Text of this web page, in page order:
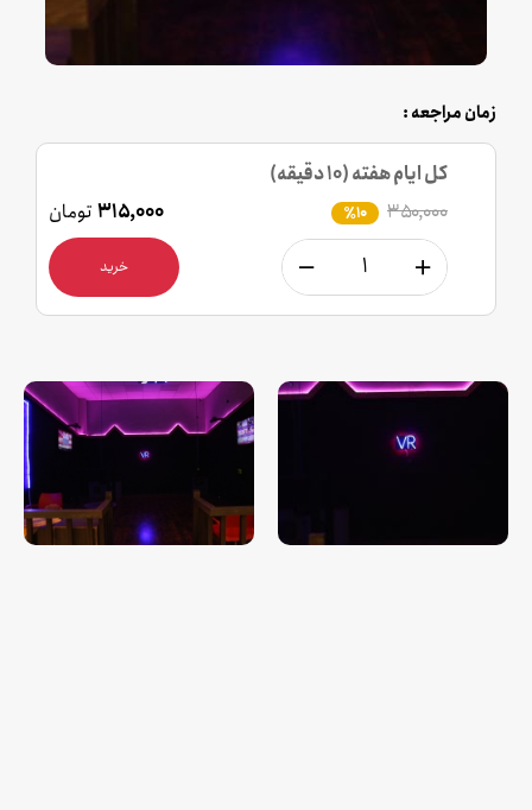
زمان مراجعه :
کل ایام هفته (10 دقیقه)
۳۵۰,۰۰۰
٪10 ۳۱۵,۰۰۰ تومان
خرید